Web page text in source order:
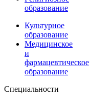
образование
Культурное
образование
Медицинское
и
фармацевтическое
образование
Специальности